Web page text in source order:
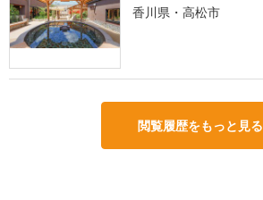
香川県・高松市
閲覧履歴をもっと見る